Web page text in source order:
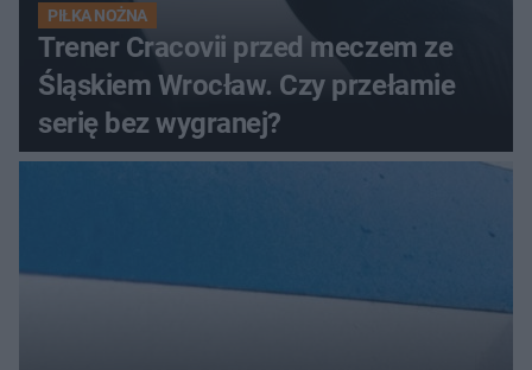
PIŁKA NOŻNA
Trener Cracovii przed meczem ze
Śląskiem Wrocław. Czy przełamie
serię bez wygranej?